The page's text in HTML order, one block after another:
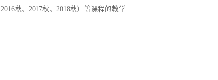
秋、2017秋、2018秋）等课程的教学